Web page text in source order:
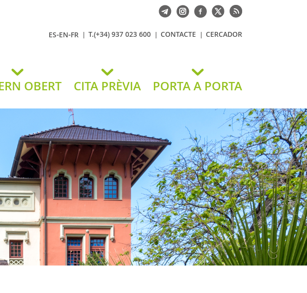
ES-EN-FR T.(+34) 937 023 600 CONTACTE CERCADOR
OBERT CITA PRÈVIA PORTA A PORTA